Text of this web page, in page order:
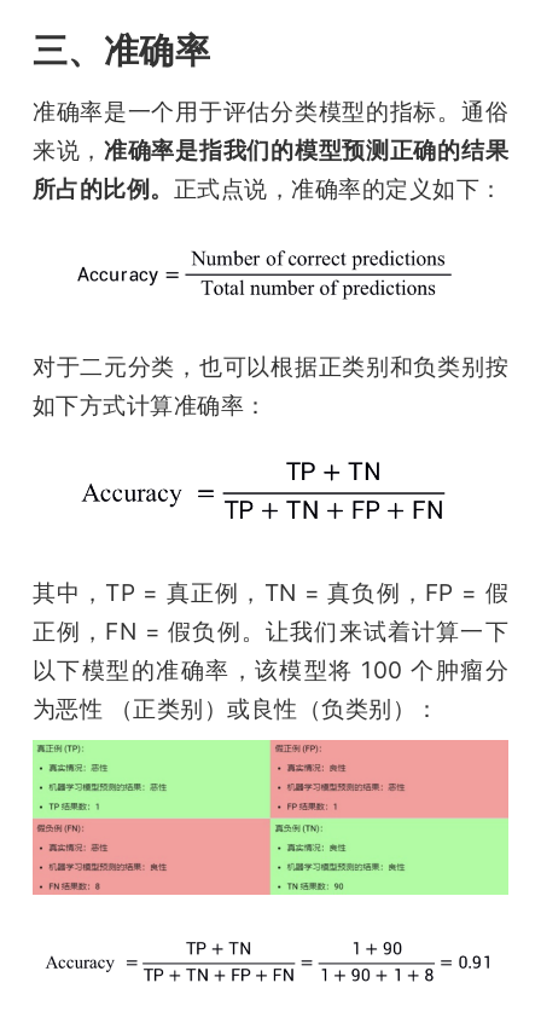
三、准确率
准确率是一个用于评估分类模型的指标。通俗
来说，准确率是指我们的模型预测正确的结果
所占的比例。 正式点说，准确率的定义如下：
对于二元分类，也可以根据正类别和负类别按
如下方式计算准确率：
其中，TP = 真正例，TN = 真负例，FP = 假
正例，FN = 假负例。让我们来试着计算一下
以下模型的准确率，该模型将 100 个肿瘤分
为恶性 （正类别）或良性（负类别）：